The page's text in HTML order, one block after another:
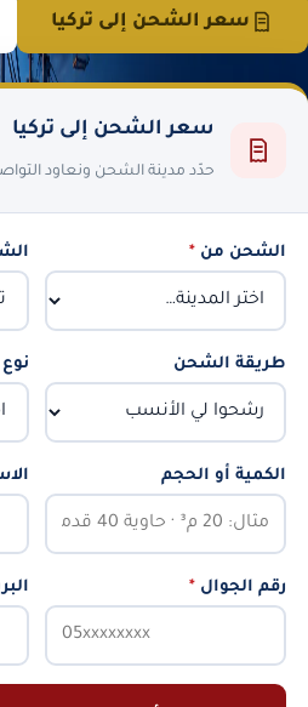
سعر الشحن إلى تركيا
سعر الشحن إلى تركيا
حدّد مدينة الشحن ونعاود
الشحن من *
طريقة الشحن
الكمية أو الحجم
رقم الجوال *